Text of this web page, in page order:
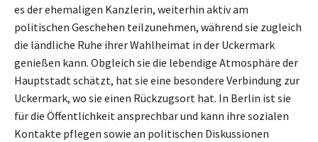
es der ehemaligen Kanzlerin, weiterhin aktiv am
politischen Geschehen teilzunehmen, während sie zugleich
die ländliche Ruhe ihrer Wahlheimat in der Uckermark
genießen kann. Obgleich sie die lebendige Atmosphäre der
Hauptstadt schätzt, hat sie eine besondere Verbindung zur
Uckermark, wo sie einen Rückzugsort hat. In Berlin ist sie
für die Öffentlichkeit ansprechbar und kann ihre sozialen
Kontakte pflegen sowie an politischen Diskussionen